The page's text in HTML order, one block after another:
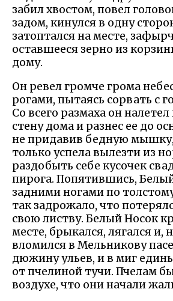
забил хвостом, повел
задом, кинулся в одну
затоптался на месте,
оставшееся зерно из
дому.
Он ревел громче грома
рогами, пытаясь сорвать с
Со всего размаха он
стену дома и разнес ее до
не придавив бедную
только успела вылезти из
раздобыть себе кусочек
пирога. Попятившись,
задними ногами по
так задрожало, что
свою листву. Белый Носок
месте, брыкался, лягался и,
вломился в Мельникову
дюжину ульев, и в миг
от пчелиной тучи. Пчелам
воздухе, что они начали